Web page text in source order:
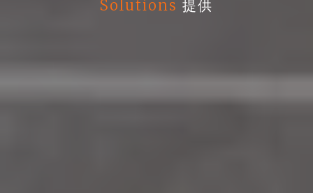
Solutions 提供